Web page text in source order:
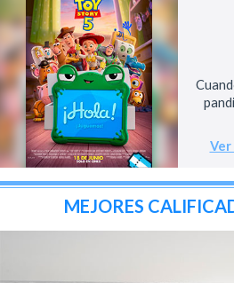
Ver
MEJORES